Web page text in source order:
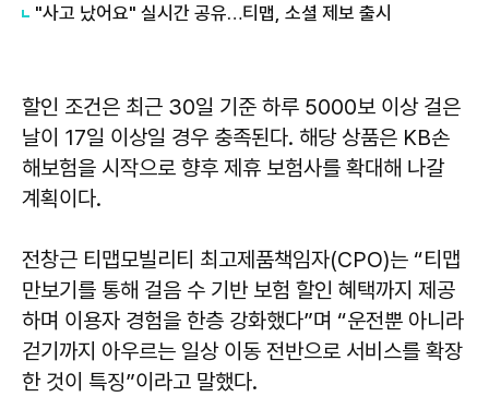
"사고 났어요" 실시간 공유…티맵, 소셜 제보 출시
할인 조건은 최근 30일 기준 하루 5000보 이상 걸은
날이 17일 이상일 경우 충족된다. 해당 상품은 KB손
해보험을 시작으로 향후 제휴 보험사를 확대해 나갈
계획이다.
전창근 티맵모빌리티 최고제품책임자(CPO)는 “티맵
만보기를 통해 걸음 수 기반 보험 할인 혜택까지 제공
하며 이용자 경험을 한층 강화했다”며 “운전뿐 아니라
걷기까지 아우르는 일상 이동 전반으로 서비스를 확장
한 것이 특징”이라고 말했다.